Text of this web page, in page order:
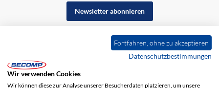
Newsletter abonnieren
Fortfahren, ohne zu akzeptieren
Datenschutzbestimmungen
Wir verwenden Cookies
Wir können diese zur Analyse unserer Besucherdaten platzieren, um unsere